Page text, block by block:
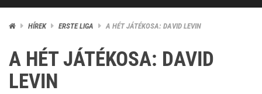
HÍREK ERSTE LIGA A HÉT JÁTÉKOSA: DAVID LEVIN
A HÉT JÁTÉKOSA: DAVID
LEVIN